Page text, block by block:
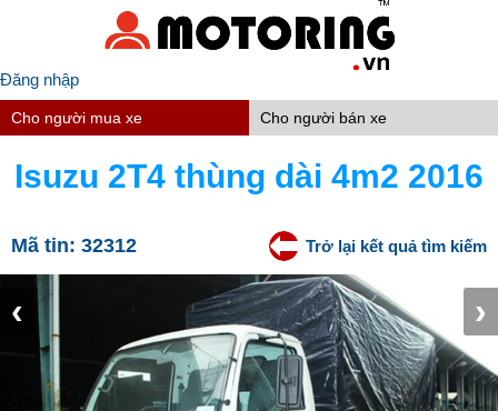
Đăng nhập
Cho người mua xe Cho người bán xe
Isuzu 2T4 thùng dài 4m2 2016
Mã tin: 32312 Trở lại kết quả tìm kiếm
‹ ›